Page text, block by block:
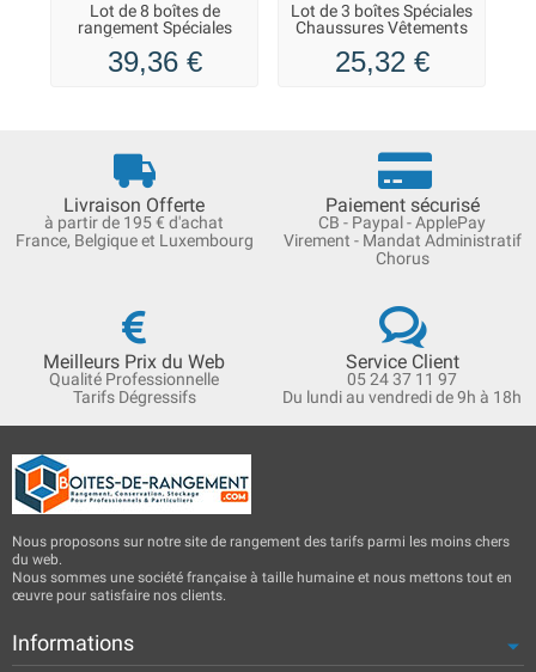
Lot de 8 boîtes de
rangement Spéciales
Chaussures ou
Vêtements
39,36 €
Lot de 3 boîtes Spéciales
Chaussures Vêtements
25,32 €
Livraison Offerte
à partir de 195 € d'achat
France, Belgique et Luxembourg
Paiement sécurisé
CB - Paypal - ApplePay
Virement - Mandat Administratif
Chorus
Meilleurs Prix du Web
Qualité Professionnelle
Tarifs Dégressifs
Service Client
05 24 37 11 97
Du lundi au vendredi de 9h à 18h
Nous proposons sur notre site de rangement des tarifs parmi les moins chers
du web.
Nous sommes une société française à taille humaine et nous mettons tout en
œuvre pour satisfaire nos clients.
Informations